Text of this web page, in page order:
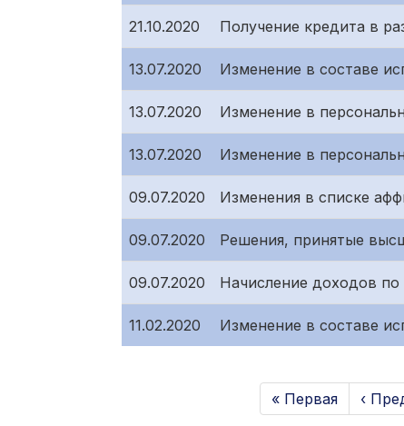
21.10.2020 Получение кредита в
13.07.2020 Изменение в составе
13.07.2020 Изменение в
13.07.2020 Изменение в
09.07.2020 Изменения в списке
09.07.2020 Решения, принятые
09.07.2020 Начисление доходов
11.02.2020 Изменение в составе
« Первая ‹